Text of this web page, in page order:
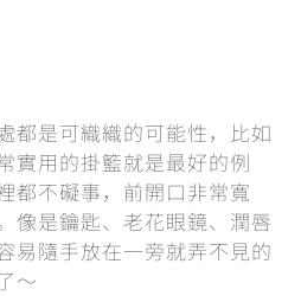
都是可織織的可能性，比如
實用的掛籃就是最好的例
都不礙事，前開口非常寬
像是鑰匙、老花眼鏡、潤唇
隨手放在一旁就弄不見的
～